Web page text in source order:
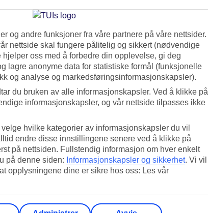
og andre funksjoner fra våre partnere på våre nettsider.
nettside skal fungere pålitelig og sikkert (nødvendige
oss med å forbedre din opplevelse, gi deg
lagre anonyme data for statistiske formål (funksjonelle
og analyse og markedsføringsinformasjonskapsler).
du bruken av alle informasjonskapsler. Ved å klikke på
informasjonskapsler, og vår nettside tilpasses ikke
hvilke kategorier av informasjonskapsler du vil
endre disse innstillingene senere ved å klikke på
på nettsiden. Fullstendig informasjon om hver enkelt
på denne siden: Informasjonskapsler og sikkerhet. Vi vil
opplysningene dine er sikre hos oss: Les vår